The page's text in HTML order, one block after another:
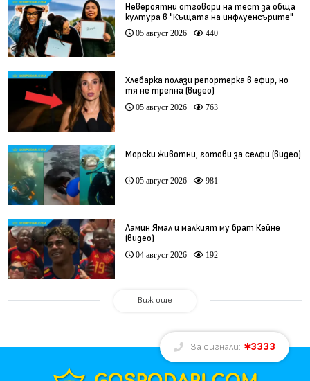
Невероятни отговори на тест за обща
култура в "Къщата на инфлуенсърите"
(видео)
05 август 2026 440
Хлебарка полази репортерка в ефир, но
тя не трепна (видео)
05 август 2026 763
Морски животни, готови за селфи (видео)
05 август 2026 981
Ламин Ямал и малкият му брат Кейне
(видео)
04 август 2026 192
Виж още
За сигнали: 3333